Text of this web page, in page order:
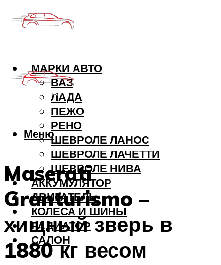
МАРКИ АВТО
ВАЗ
ЛАДА
ПЕЖО
РЕНО
ШЕВРОЛЕ ЛАНОС
ШЕВРОЛЕ ЛАЧЕТТИ
ШЕВРОЛЕ НИВА
АККУМУЛЯТОР
ДВИГАТЕЛЬ
КОЛЕСА И ШИНЫ
РАДИАТОР
САЛОН
Меню
Maserati
Granturismo –
хищный зверь в
1880 кг весом